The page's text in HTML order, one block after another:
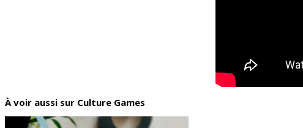
À voir aussi sur Culture Games